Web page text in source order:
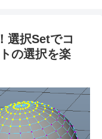
選択Setでコ
の選択を楽